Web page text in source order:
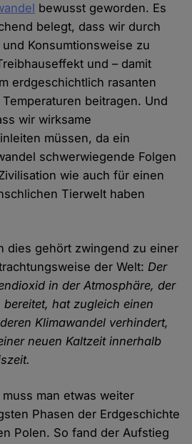
bewusst geworden. Es
belegt, dass wir durch
Konsumtionsweise zu
und – damit
erdgeschichtlich rasanten
beitragen. Und
wir wirksame
müssen, da ein
schwerwiegende Folgen
wie auch für einen
Tierwelt haben
dies gehört zwingend zu einer
der Welt:Der
in der Atmosphäre, der
hat zugleich einen
Klimawandel verhindert,
neuen Kaltzeit innerhalb
man etwas weiter
Phasen der Erdgeschichte
Polen. So fand der Aufstieg